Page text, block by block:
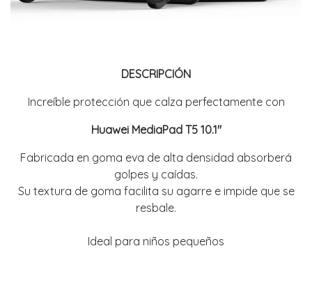
DESCRIPCIÓN
Increíble protección que calza perfectamente con
Huawei MediaPad T5 10.1"
Fabricada en goma eva de alta densidad absorberá
golpes y caídas.
Su textura de goma facilita su agarre e impide que se
resbale.
Ideal para niños pequeños